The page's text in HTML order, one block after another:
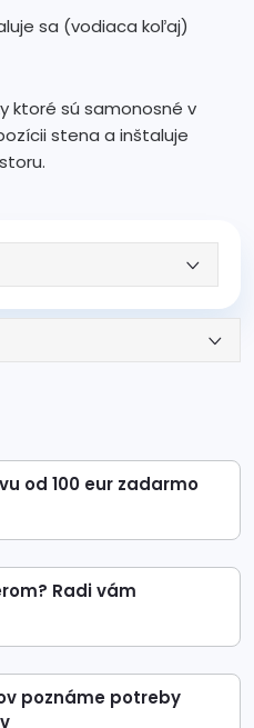
sa (vodiaca koľaj)
ktoré sú samonosné v
stena a inštaluje
od 100 eur zadarmo
Radi vám
poznáme potreby